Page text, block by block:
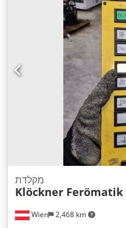
Wien 2,468 km
מקלדת
Klöckner Ferömatik